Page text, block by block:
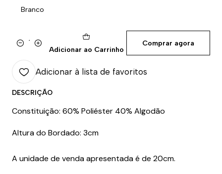
Branco
QuantidadeAdicionar ao Carrinho
Comprar agora
Adicionar à lista de favoritos
DESCRIÇÃO
Constituição: 60% Poliéster 40% Algodão
Altura do Bordado: 3cm
A unidade de venda apresentada é de 20cm.